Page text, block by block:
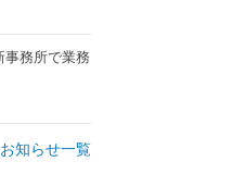
務所で業務
お知らせ一覧